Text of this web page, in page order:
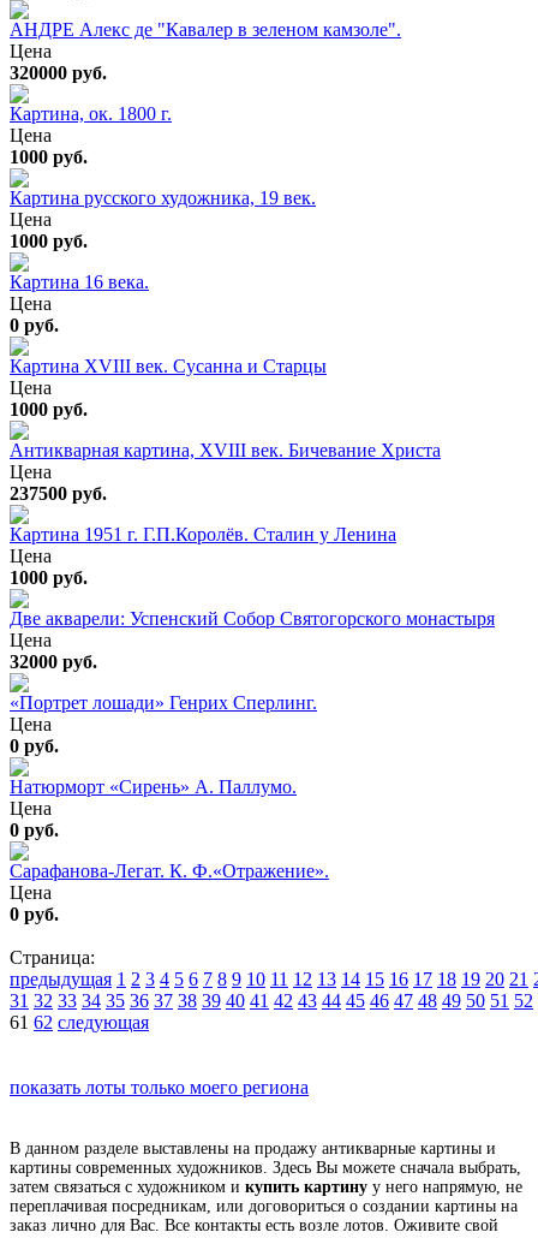
АНДРЕ Алекс де "Кавалер в зеленом камзоле".
Цена
320000 руб.
Картина, ок. 1800 г.
Цена
1000 руб.
Картина русского художника, 19 век.
Цена
1000 руб.
Картина 16 века.
Цена
0 руб.
Картина XVIII век. Сусанна и Старцы
Цена
1000 руб.
Антикварная картина, XVIII век. Бичевание Христа
Цена
237500 руб.
Картина 1951 г. Г.П.Королёв. Сталин у Ленина
Цена
1000 руб.
Две акварели: Успенский Собор Святогорского монастыря
Цена
32000 руб.
«Портрет лошади» Генрих Сперлинг.
Цена
0 руб.
Натюрморт «Сирень» А. Паллумо.
Цена
0 руб.
Сарафанова-Легат. К. Ф.«Отражение».
Цена
0 руб.
Страница:
предыдущая 1 2 3 4 5 6 7 8 9 10 11 12 13 14 15 16 17 18 19 20 21
31 32 33 34 35 36 37 38 39 40 41 42 43 44 45 46 47 48 49 50 51 52
61 62 следующая
показать лоты только моего региона
В данном разделе выставлены на продажу антикварные картины и
картины современных художников. Здесь Вы можете сначала выбрать,
затем связаться с художником и купить картину у него напрямую, не
переплачивая посредникам, или договориться о создании картины на
заказ лично для Вас. Все контакты есть возле лотов. Оживите свой